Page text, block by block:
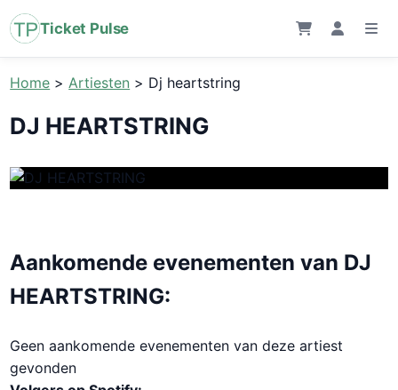
Ticket Pulse
Home >Artiesten > Dj heartstring
DJ HEARTSTRING
Aankomende evenementen van DJ
HEARTSTRING:
Geen aankomende evenementen van deze artiest
gevonden